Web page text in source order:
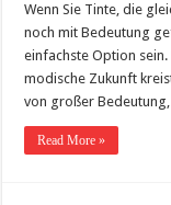
Wenn Sie Tinte, die
noch mit Bedeutung
einfachste Option
modische Zukunft
von großer
Read More »